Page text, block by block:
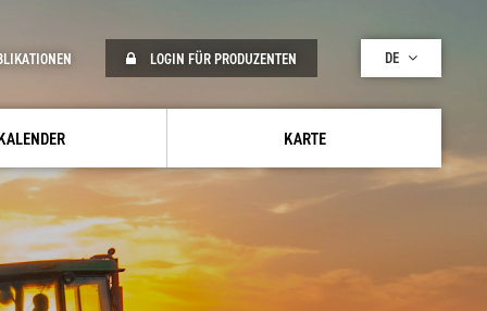
KARTE
LOGIN FÜR PRODUZENTEN DE